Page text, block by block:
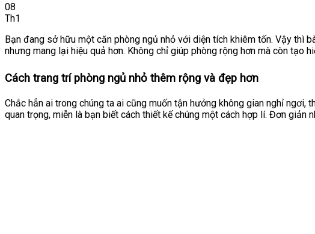
08
Th1
Bạn đang sở hữu một căn phòng ngủ nhỏ với diện tích khiêm tốn. Vậy thì
nhưng mang lại hiệu quả hơn. Không chỉ giúp phòng rộng hơn mà còn tạo
Cách trang trí phòng ngủ nhỏ thêm rộng và đẹp hơn
Chắc hẳn ai trong chúng ta ai cũng muốn tận hưởng không gian nghỉ
quan trọng, miễn là bạn biết cách thiết kế chúng một cách hợp lí. Đơn